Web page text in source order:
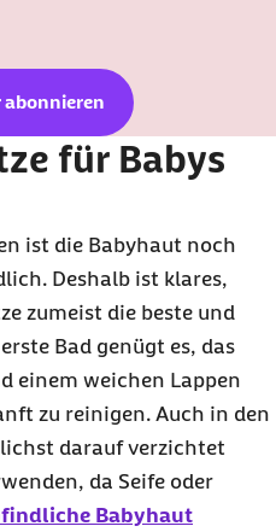
abonnieren
für Babys
ist die Babyhaut noch
Deshalb ist klares,
zumeist die beste und
Bad genügt es, das
einem weichen Lappen
zu reinigen. Auch in den
darauf verzichtet
da Seife oder
Babyhaut